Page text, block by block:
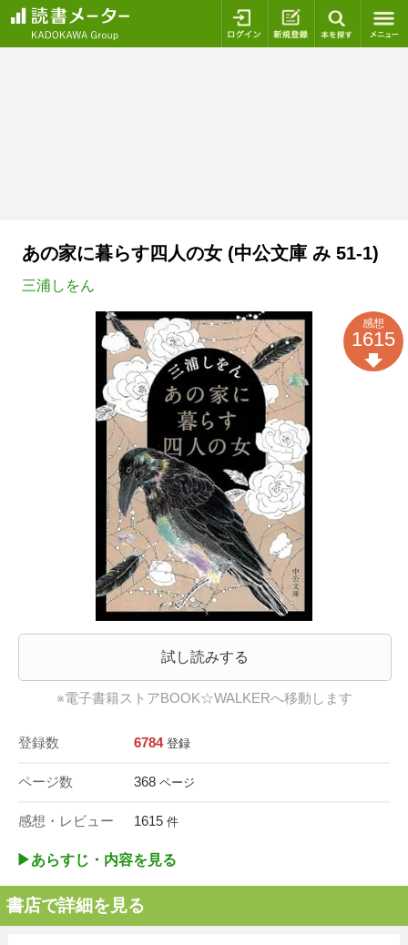
ログイン 新規登録
あの家に暮らす四人の女 (中公文庫 み 51-1)
三浦しをん
試し読みする
※電子書籍ストアBOOK☆WALKERへ移動します
登録数 6784 登録
ページ数 368 ページ
感想・レビュー 1615 件
感想
1615
▶︎あらすじ・内容を見る
書店で詳細を見る